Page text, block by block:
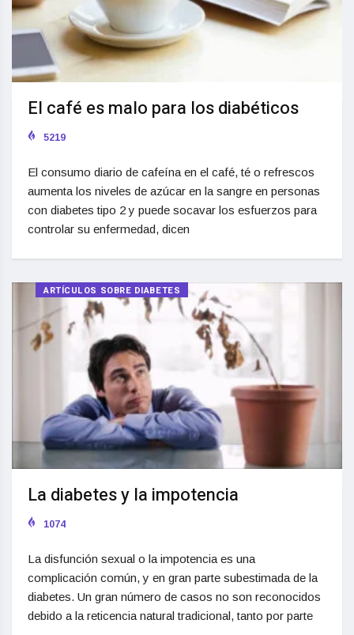
El café es malo para los diabéticos
5219
El consumo diario de cafeína en el café, té o refrescos
aumenta los niveles de azúcar en la sangre en personas
con diabetes tipo 2 y puede socavar los esfuerzos para
controlar su enfermedad, dicen
ARTÍCULOS SOBRE DIABETES
La diabetes y la impotencia
1074
La disfunción sexual o la impotencia es una
complicación común, y en gran parte subestimada de la
diabetes. Un gran número de casos no son reconocidos
debido a la reticencia natural tradicional, tanto por parte